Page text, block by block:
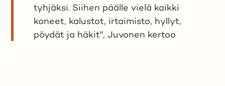
tyhjäksi. Siihen päälle vielä kaikki
koneet, kalustot, irtaimisto, hyllyt,
pöydät ja häkit", Juvonen kertoo